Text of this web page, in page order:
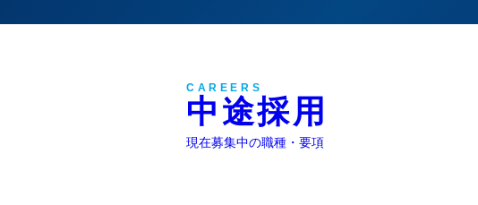
CAREERS
中途採用
現在募集中の職種・要項